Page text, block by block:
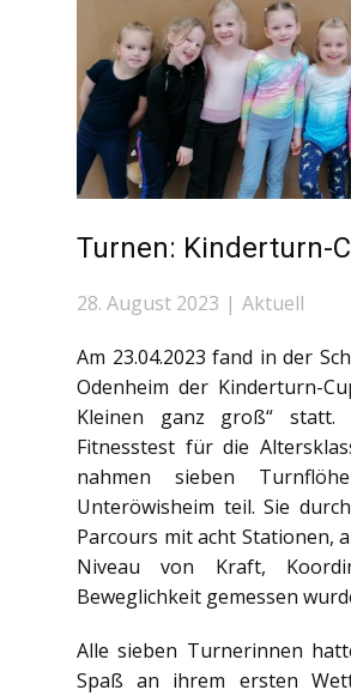
Turnen: Kinderturn-
28. August 2023 Aktuell
Am 23.04.2023 fand in der
Odenheim der Kinderturn-
Kleinen ganz groß“ statt.
Fitnesstest für die
nahmen sieben
Unteröwisheim teil. Sie
Parcours mit acht Stationen,
Niveau von Kraft,
Beweglichkeit gemessen
Alle sieben Turnerinnen
Spaß an ihrem ersten